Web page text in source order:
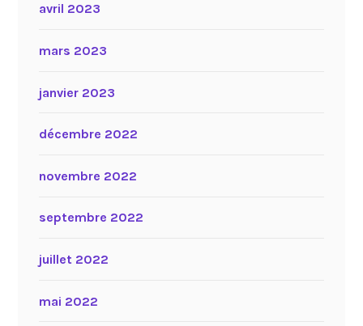
avril 2023
mars 2023
janvier 2023
décembre 2022
novembre 2022
septembre 2022
juillet 2022
mai 2022